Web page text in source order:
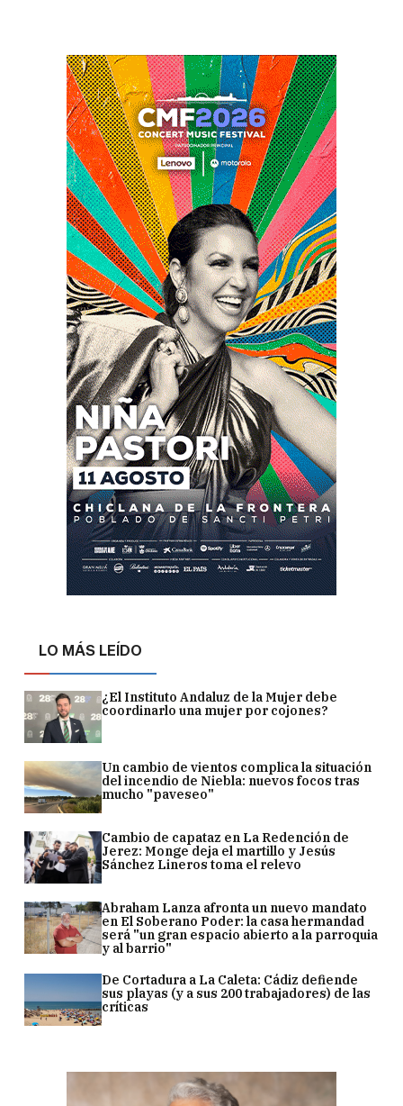
LO MÁS LEÍDO
¿El Instituto Andaluz de la Mujer debe
coordinarlo una mujer por cojones?
Un cambio de vientos complica la situación
del incendio de Niebla: nuevos focos tras
mucho "paveseo"
Cambio de capataz en La Redención de
Jerez: Monge deja el martillo y Jesús
Sánchez Lineros toma el relevo
Abraham Lanza afronta un nuevo mandato
en El Soberano Poder: la casa hermandad
será "un gran espacio abierto a la parroquia
y al barrio"
De Cortadura a La Caleta: Cádiz defiende
sus playas (y a sus 200 trabajadores) de las
críticas